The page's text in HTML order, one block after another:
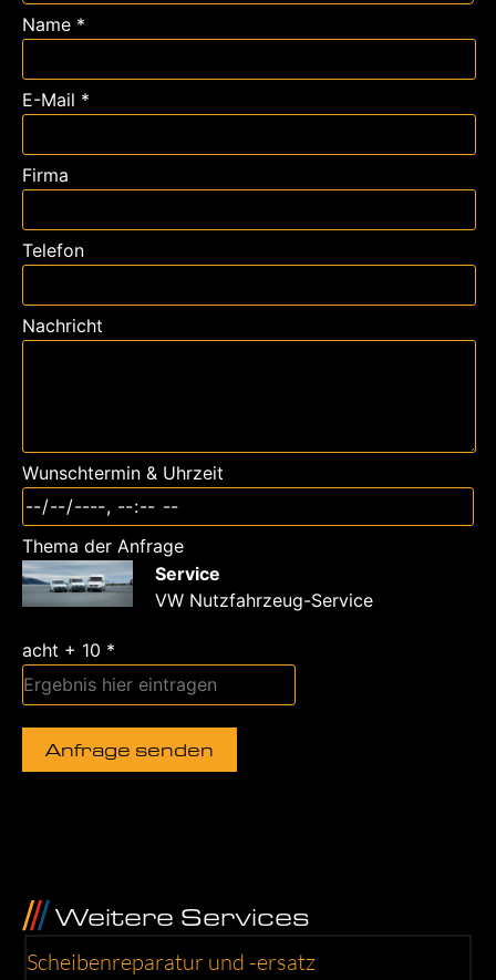
Name *
E-Mail *
Firma
Telefon
Nachricht
Wunschtermin & Uhrzeit
Thema der Anfrage
Service
VW Nutzfahrzeug-Service
acht + 10 *
Anfrage senden
Weitere Services
Scheibenreparatur und -ersatz